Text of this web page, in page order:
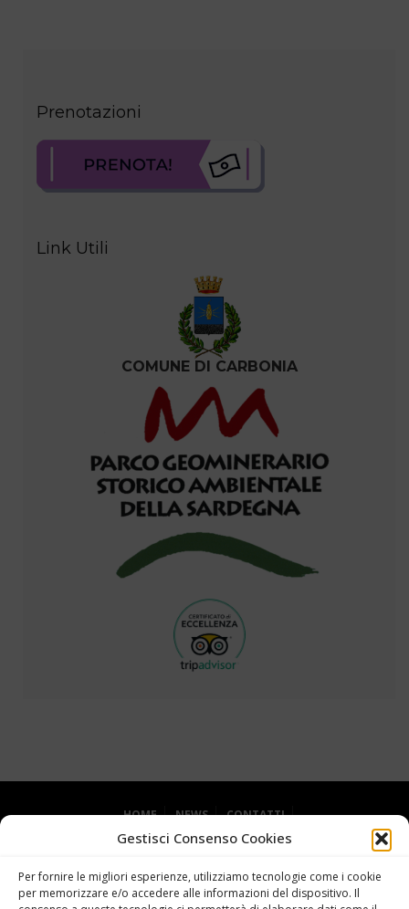
Gestisci Consenso Cookies
Per fornire le migliori esperienze, utilizziamo tecnologie come i cookie
per memorizzare e/o accedere alle informazioni del dispositivo. Il
Prenotazioni
Link Utili
COMUNE DI CARBONIA
HOME NEWS
CONTATTI
DICHIARAZIONE SULLA PRIVACY (UE)
COOKIE POLICY (UE)